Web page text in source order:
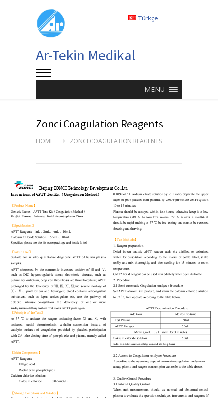
Ar-Tekin Medikal
Türkçe
MENU
Zonci Coagulation Reagents
HOME ZONCI COAGULATION REAGENTS